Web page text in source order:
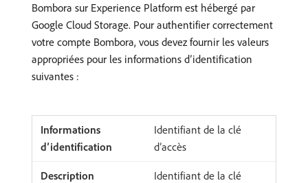
Bombora sur Experience Platform est hébergé par
Google Cloud Storage. Pour authentifier correctement
votre compte Bombora, vous devez fournir les valeurs
appropriées pour les informations d’identification
suivantes :
Identifiant de la clé
d’accès
Identifiant de la clé